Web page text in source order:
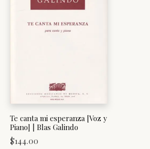
Te canta mi esperanza [Voz y
Piano] | Blas Galindo
$144.00